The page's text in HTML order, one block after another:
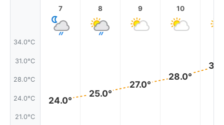
34.0°C
31.0°C
28.0°C
24.0°C
21.0°C
7
24.0°
8
25.0°
9
27.0°
10
28.0°